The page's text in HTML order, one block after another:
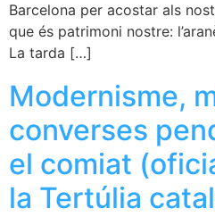
Barcelona per acostar als
que és patrimoni nostre:
La tarda […]
Modernisme,
converses
el comiat
la Tertúlia